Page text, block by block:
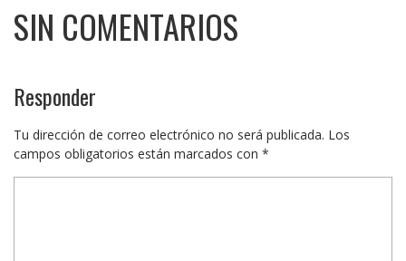
SIN COMENTARIOS
Responder
Tu dirección de correo electrónico no será publicada. Los
campos obligatorios están marcados con *